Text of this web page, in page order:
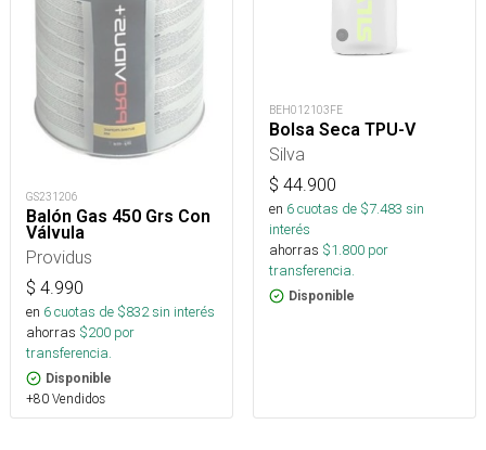
GS231206
Balón Gas 450 Grs Con
Válvula
Providus
$ 4.990
en 6cuotas de $832sin interés
ahorras $200 por
transferencia.
Disponible
+80 Vendidos
BEH012103FE
Bolsa Seca TPU-V
Silva
$ 44.900
en 6cuotas de $7.483 sin
interés
ahorras $1.800 por
transferencia.
Disponible